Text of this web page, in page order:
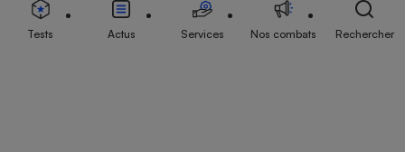
Tests Actus Services Nos combats Rechercher